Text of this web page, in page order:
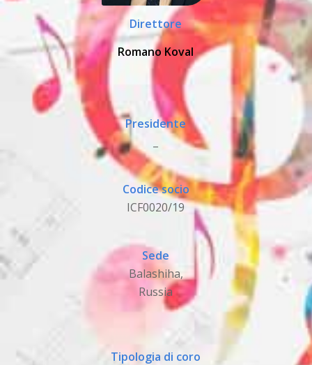
Direttore
Romano Koval
Presidente
Codice socio
ICF0020/19
Sede
Balashiha,
Russia
Tipologia di coro